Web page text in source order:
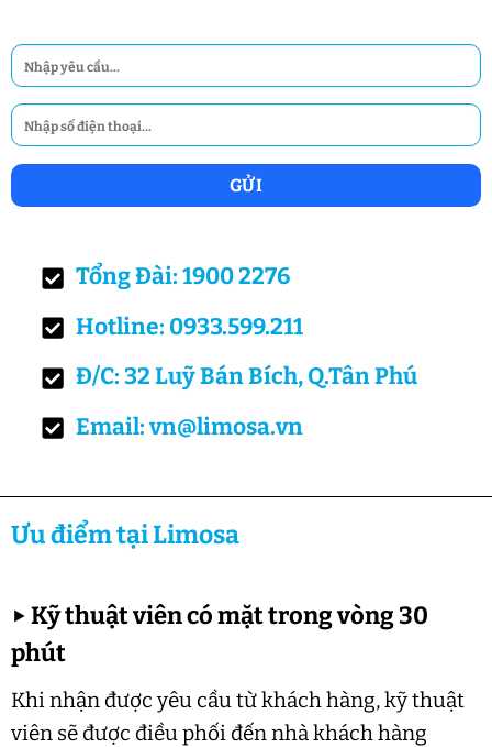
Tổng Đài: 1900 2276
Hotline: 0933.599.211
Đ/C: 32 Luỹ Bán Bích, Q.Tân Phú
Email: vn@limosa.vn
Ưu điểm tại Limosa
▶Kỹ thuật viên có mặt trong vòng 30
phút
Khi nhận được yêu cầu từ khách hàng, kỹ thuật
viên sẽ được điều phối đến nhà khách hàng